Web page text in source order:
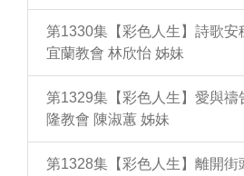
第1330集【彩色人生】詩歌安
宜蘭教會 林欣怡 姊妹
第1329集【彩色人生】愛與禱
隆教會 陳淑蕙 姊妹
第1328集【彩色人生】離開街